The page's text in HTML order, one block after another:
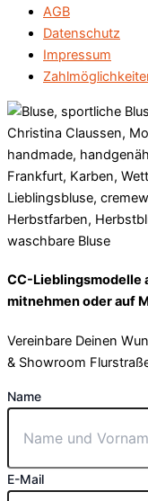
AGB
Datenschutz
Impressum
CC-Lieblingsmodelle
mitnehmen oder auf
Vereinbare Deinen
& Showroom
Name
E-Mail